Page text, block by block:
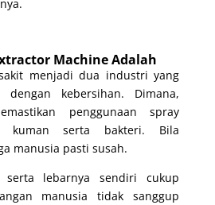
Machine Adalah
menjadi dua industri yang
dengan kebersihan. Dimana,
penggunaan spray
kuman serta bakteri. Bila
manusia pasti susah.
serta lebarnya sendiri cukup
manusia tidak sanggup